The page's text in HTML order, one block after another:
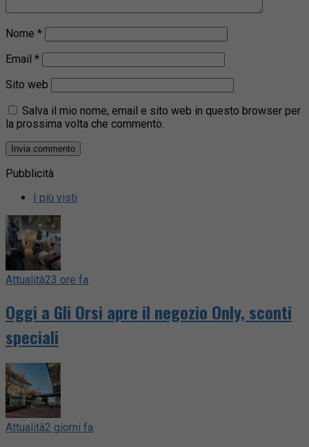
Nome *
Email *
Sito web
Salva il mio nome, email e sito web in questo browser per
la prossima volta che commento.
Pubblicità
I più visti
Attualità23 ore fa
Oggi a Gli Orsi apre il negozio Only, sconti
speciali
Attualità2 giorni fa